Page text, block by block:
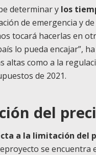
determinar y los
de emergencia y
tocará hacerlas en
lo pueda encajar”,
altas como a la
de 2021.
del
a la limitación del
se